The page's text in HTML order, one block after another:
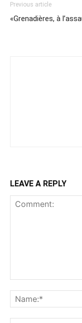
Previous article
«Grenadières, à
LEAVE A REPLY